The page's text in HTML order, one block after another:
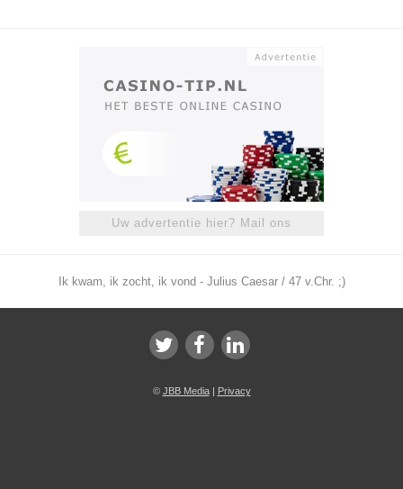
Uw advertentie hier? Mail ons
Ik kwam, ik zocht, ik vond - Julius Caesar / 47 v.Chr. ;)
© JBB Media| Privacy